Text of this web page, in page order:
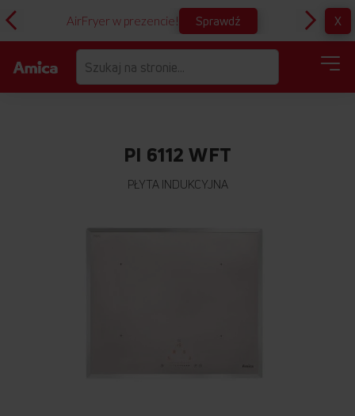
AirFryer w prezencie! Sprawdź X
PI 6112 WFT
PŁYTA INDUKCYJNA